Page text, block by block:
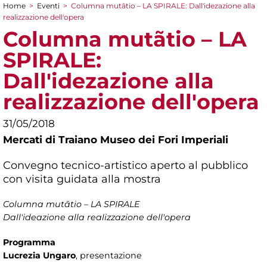
Tu sei qui
Home > Eventi > Columna mutãtio – LA SPIRALE: Dall'idezazione alla
realizzazione dell'opera
Columna mutãtio – LA
SPIRALE:
Dall'idezazione alla
realizzazione dell'opera
31/05/2018
Mercati di Traiano Museo dei Fori Imperiali
Convegno tecnico-artistico aperto al pubblico
con visita guidata alla mostra
Columna mutãtio – LA SPIRALE
Dall'ideazione alla realizzazione dell'opera
Programma
Lucrezia Ungaro, presentazione